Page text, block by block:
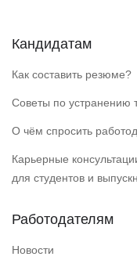
Кандидатам
Как составить резюме?
Советы по устранению
О чём спросить
Карьерные
для студентов и
Работодателям
Новости